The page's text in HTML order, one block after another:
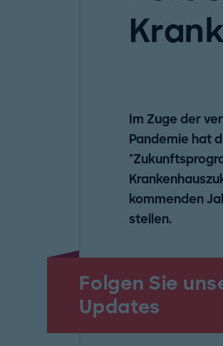
Im Zuge der
Pandemie hat
kommenden
stellen.
Folgen Sie
Updates